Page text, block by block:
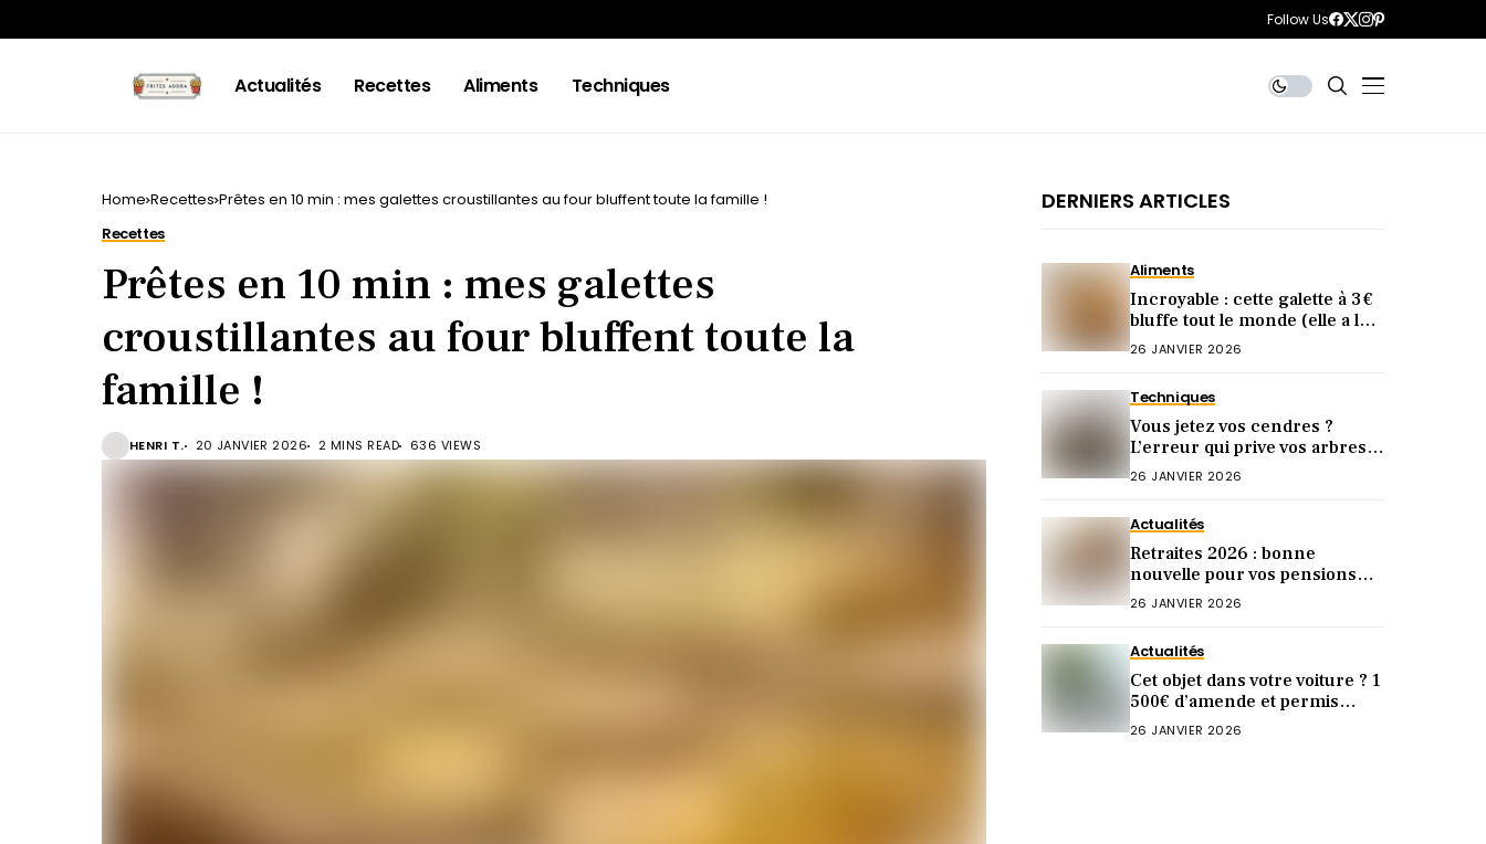
Follow Us
Actualités Recettes Aliments Techniques
Home Recettes Prêtes en 10 min : mes galettes croustillantes au four bluffent toute la famille !
Recettes
Prêtes en 10 min : mes galettes
croustillantes au four bluffent toute la
famille !
HENRI T. 20 JANVIER 2026 2 MINS READ 636 VIEWS
DERNIERS ARTICLES
Aliments
Incroyable : cette galette à 3 €
bluffe tout le monde (elle a le
goût d’une artisanale)
26 JANVIER 2026
Techniques
Vous jetez vos cendres ?
L’erreur qui prive vos arbres
de fruits abondants
26 JANVIER 2026
Actualités
Retraites 2026 : bonne
nouvelle pour vos pensions
(mais pas chez Agirc-Arrco)
26 JANVIER 2026
Actualités
Cet objet dans votre voiture ? 1
500€ d’amende et permis
annulé à vie !
26 JANVIER 2026